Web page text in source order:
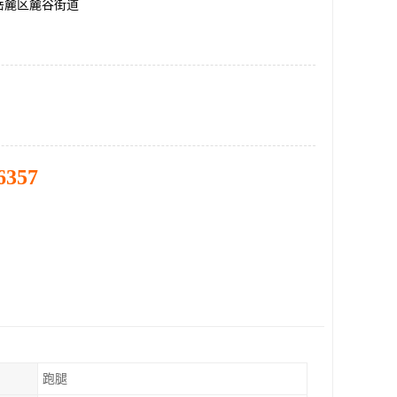
麓区麓谷街道
跑腿